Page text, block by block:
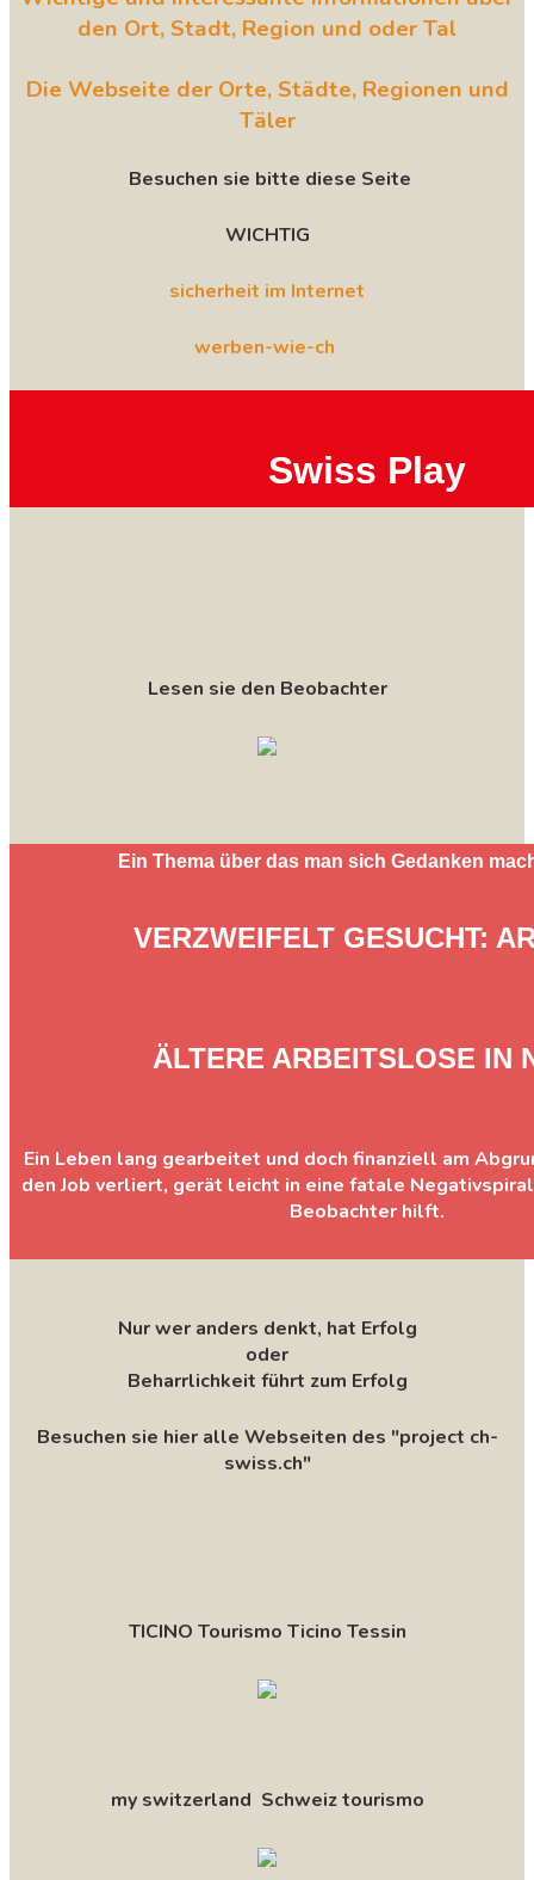
den Ort, Stadt, Region und oder Tal
Die Webseite der Orte, Städte, Regionen und
Täler
Besuchen sie bitte diese Seite
WICHTIG
sicherheit im Internet
werben-wie-ch
Swiss Play
Lesen sie den Beobachter
Ein Thema über das man sich Gedanken
VERZWEIFELT GESUCHT:
ÄLTERE ARBEITSLOSE IN
Ein Leben lang gearbeitet und doch finanziell am
den Job verliert, gerät leicht in eine fatale
Beobachter hilft.
Nur wer anders denkt, hat Erfolg
oder
Beharrlichkeit führt zum Erfolg
Besuchen sie hier alle Webseiten des "project ch-
swiss.ch"
TICINO Tourismo Ticino Tessin
my switzerland Schweiz tourismo